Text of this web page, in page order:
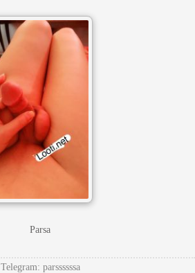
Parsa
Telegram: parssssssa